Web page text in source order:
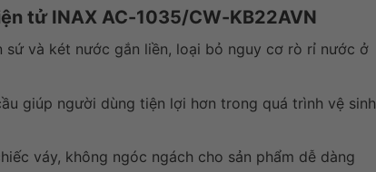
tử INAX AC-1035/CW-KB22AVN
và két nước gắn liền, loại bỏ nguy cơ rò rỉ nước ở
giúp người dùng tiện lợi hơn trong quá trình vệ sinh
váy, không ngóc ngách cho sản phẩm dễ dàng